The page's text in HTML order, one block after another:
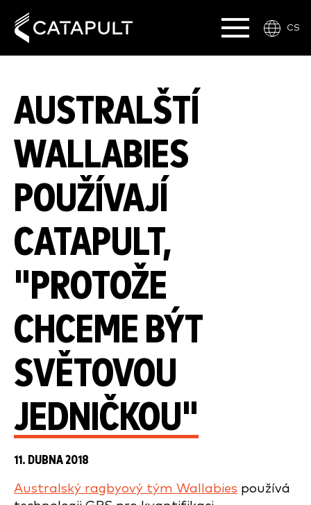
CS
AUSTRALŠTÍ
WALLABIES
POUŽÍVAJÍ
CATAPULT,
"PROTOŽE
CHCEME BÝT
SVĚTOVOU
JEDNIČKOU"
11. DUBNA 2018
Australský ragbyový tým Wallabies používá